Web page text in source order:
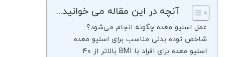
آنچه در این مقاله می خوانید...
عمل اسلیو معده چگونه انجام می‌شود؟
شاخص توده بدنی مناسب برای اسلیو معده
اسلیو معده برای افراد با BMI بالاتر از ۴۰